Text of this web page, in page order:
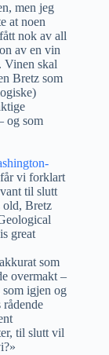
men jeg
at noen
nok av all
av en vin
Vinen skal
Bretz som
og som
vi forklart
til slutt
old, Bretz
great
som
overmakt –
som igjen og
rådende
til slutt vil